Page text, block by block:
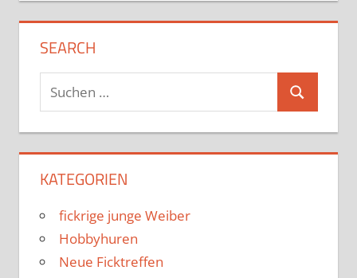
SEARCH
Suchen
nach:
Suchen
KATEGORIEN
fickrige junge Weiber
Hobbyhuren
Neue Ficktreffen